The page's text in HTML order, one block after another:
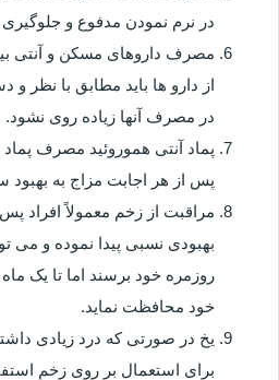
در نرم نمودن مدفوع و
مصرف داروهای مسکن و آنتی
از دارو ها باید مطابق با نظر و
در مصرف آنها زیاده روی نشود.
پماد آنتی هموروئید مصرف
پس از هر اجابت مزاج به بهبود
مراقبت از زخم معمولاً افراد
بهبودی نسبی پیدا نموده و می
روزمره خود برسند اما تا یک
خود محافظت نماید.
یخ در صورتی که درد زیادی
برای استعمال بر روی زخم